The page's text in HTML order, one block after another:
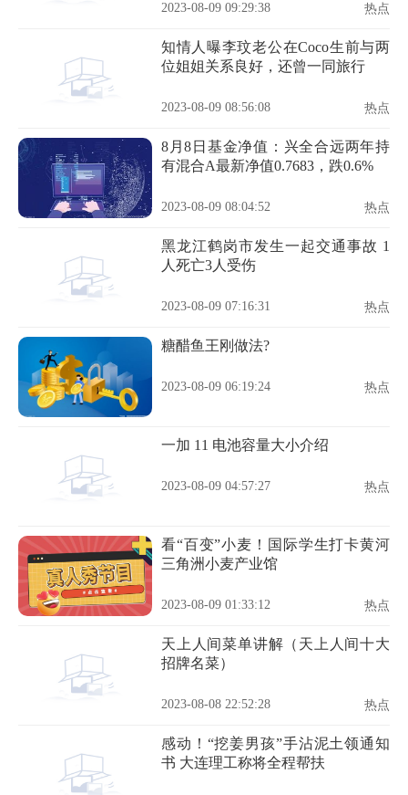
2023-08-09 09:29:38 热点
知情人曝李玟老公在Coco生前与两
位姐姐关系良好，还曾一同旅行
2023-08-09 08:56:08 热点
8月8日基金净值：兴全合远两年持
有混合A最新净值0.7683，跌0.6%
2023-08-09 08:04:52 热点
黑龙江鹤岗市发生一起交通事故 1
人死亡3人受伤
2023-08-09 07:16:31 热点
糖醋鱼王刚做法?
2023-08-09 06:19:24 热点
一加 11 电池容量大小介绍
2023-08-09 04:57:27 热点
看“百变”小麦！国际学生打卡黄河
三角洲小麦产业馆
2023-08-09 01:33:12 热点
天上人间菜单讲解（天上人间十大
招牌名菜）
2023-08-08 22:52:28 热点
感动！“挖姜男孩”手沾泥土领通知
书 大连理工称将全程帮扶